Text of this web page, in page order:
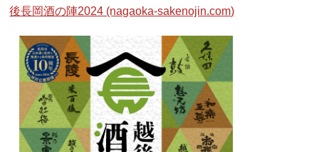
後長岡酒の陣2024 (nagaoka-sakenojin.com)